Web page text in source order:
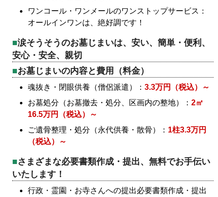
ワンコール・ワンメールのワンストップサービス：
オールインワンは、絶好調です！
涙そうそうのお墓じまいは、安い、簡単・便利、
安心・安全、親切
お墓じまいの内容と費用（料金）
魂抜き・閉眼供養（僧侶派遣）： 3.3万円（税込）～
お墓処分（お墓撤去・処分、区画内の整地）： 2㎡
16.5万円（税込）～
ご遺骨整理・処分（永代供養・散骨）： 1柱3.3万円
（税込）～
さまざまな必要書類作成・提出、無料でお手伝い
いたします！
行政・霊園・お寺さんへの提出必要書類作成・提出